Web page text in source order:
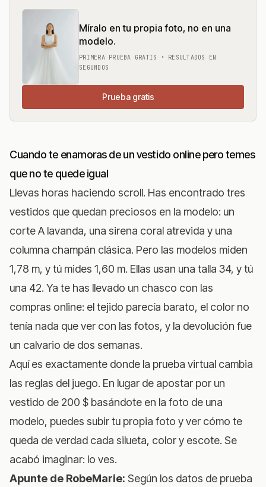
Míralo en tu propia foto, no en una
modelo.
PRIMERA PRUEBA GRATIS • RESULTADOS EN
SEGUNDOS
Prueba gratis
Cuando te enamoras de un vestido online pero temes
que no te quede igual
Llevas horas haciendo scroll. Has encontrado tres
vestidos que quedan preciosos en la modelo: un
corte A lavanda, una sirena coral atrevida y una
columna champán clásica. Pero las modelos miden
1,78 m, y tú mides 1,60 m. Ellas usan una talla 34, y tú
una 42. Ya te has llevado un chasco con las
compras online: el tejido parecía barato, el color no
tenía nada que ver con las fotos, y la devolución fue
un calvario de dos semanas.
Aquí es exactamente donde la prueba virtual cambia
las reglas del juego. En lugar de apostar por un
vestido de 200 $ basándote en la foto de una
modelo, puedes subir tu propia foto y ver cómo te
queda de verdad cada silueta, color y escote. Se
acabó imaginar: lo ves.
Apunte de RobeMarie: Según los datos de prueba